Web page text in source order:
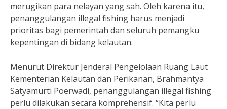
merugikan para nelayan yang sah. Oleh karena itu,
penanggulangan illegal fishing harus menjadi
prioritas bagi pemerintah dan seluruh pemangku
kepentingan di bidang kelautan.
Menurut Direktur Jenderal Pengelolaan Ruang Laut
Kementerian Kelautan dan Perikanan, Brahmantya
Satyamurti Poerwadi, penanggulangan illegal fishing
perlu dilakukan secara komprehensif. “Kita perlu